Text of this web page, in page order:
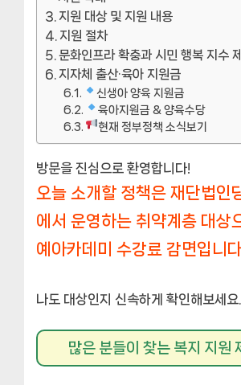
지원 대상 및 지원 내용
지원 절차
문화인프라 확충과 시민 행복 지수
지자체 출산·육아 지원금
신생아 양육 지원금
육아지원금 & 양육수당
현재 정부정책 소식보기
방문을 진심으로 환영합니다!
오늘 소개할 정책은 재단법인
에서 운영하는 취약계층 대상
예아카데미 수강료 감면입니
나도 대상인지 신속하게 확인해보세요.
많은 분들이 찾는 복지 지원